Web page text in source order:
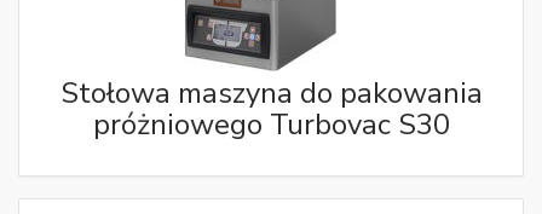
Stołowa maszyna do pakowania
próżniowego Turbovac S30